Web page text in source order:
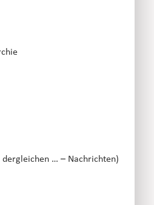
dergleichen … – Nachrichten)